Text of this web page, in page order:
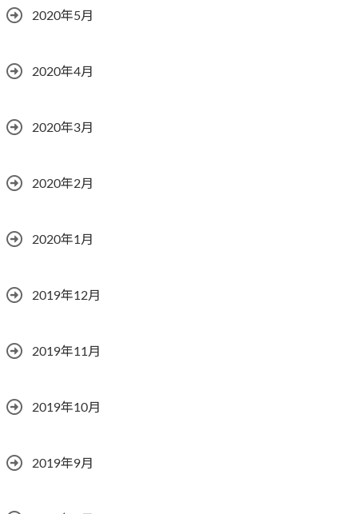
2020年5月
2020年4月
2020年3月
2020年2月
2020年1月
2019年12月
2019年11月
2019年10月
2019年9月